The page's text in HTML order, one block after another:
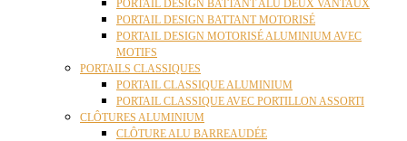
PORTAIL DESIGN BATTANT ALU DEUX VANTAUX
PORTAIL DESIGN BATTANT MOTORISÉ
PORTAIL DESIGN MOTORISÉ ALUMINIUM AVEC
MOTIFS
PORTAILS CLASSIQUES
PORTAIL CLASSIQUE ALUMINIUM
PORTAIL CLASSIQUE AVEC PORTILLON ASSORTI
CLÔTURES ALUMINIUM
CLÔTURE ALU BARREAUDÉE